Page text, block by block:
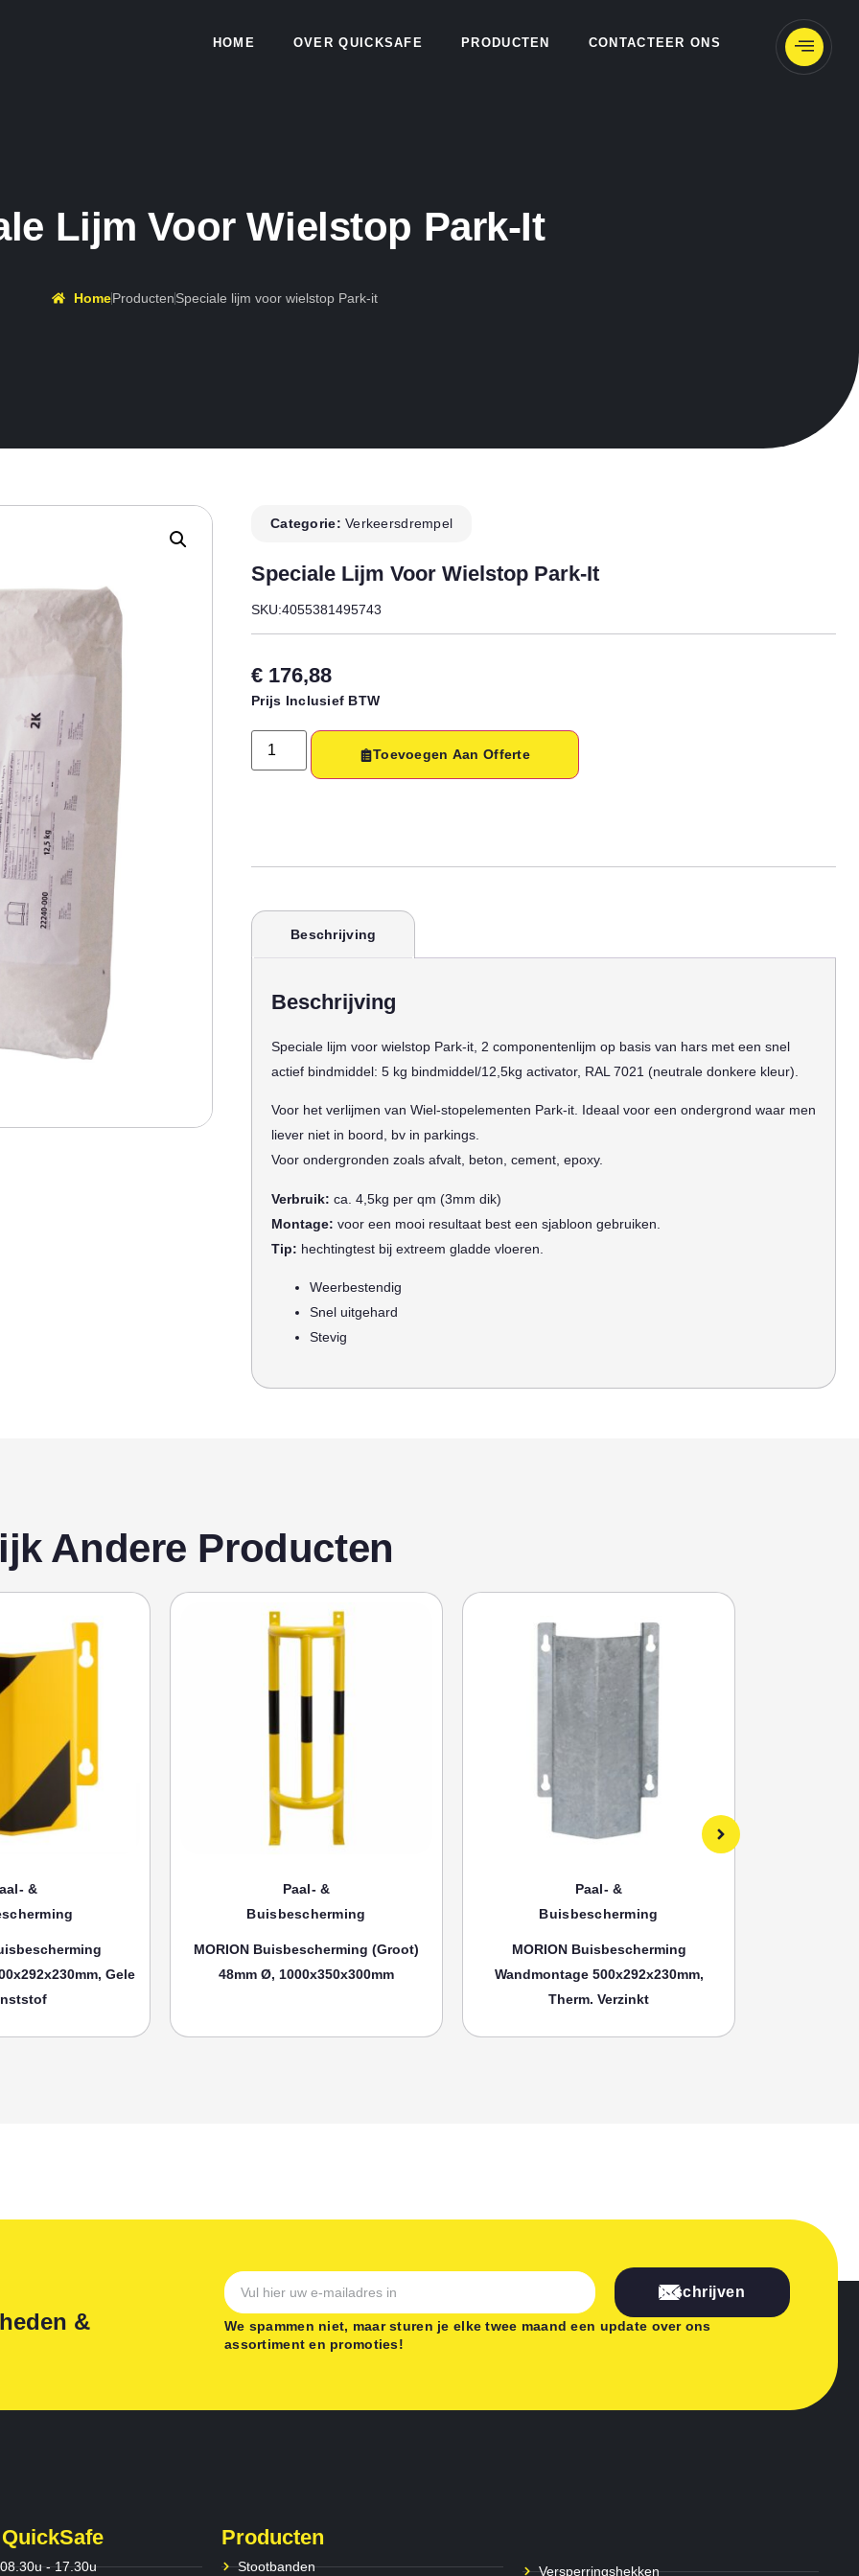
HOME OVER QUICKSAFE PRODUCTEN CONTACTEER ONS
Lijm Voor Wielstop Park-It
HomeProductenSpeciale lijm voor wielstop Park-it
Categorie:Verkeersdrempel
Speciale Lijm Voor Wielstop Park-It
SKU:4055381495743
€ 176,88
Prijs Inclusief BTW
Toevoegen Aan Offerte
Beschrijving
Beschrijving
Speciale lijm voor wielstop Park-it, 2 componentenlijm op basis van hars met een snel
actief bindmiddel: 5 kg bindmiddel/12,5kg activator, RAL 7021 (neutrale donkere kleur).
Voor het verlijmen van Wiel-stopelementen Park-it. Ideaal voor een ondergrond waar men
liever niet in boord, bv in parkings.
Voor ondergronden zoals afvalt, beton, cement, epoxy.
Verbruik: ca. 4,5kg per qm (3mm dik)
Montage: voor een mooi resultaat best een sjabloon gebruiken.
Tip: hechtingtest bij extreem gladde vloeren.
Weerbestendig
Snel uitgehard
Stevig
Andere Producten
&
Gele
Paal- &
Buisbescherming
MORION Buisbescherming (groot)
48mm Ø, 1000x350x300mm
Paal- &
Buisbescherming
MORION Buisbescherming
Wandmontage 500x292x230mm,
Therm. Verzinkt
&
Inschrijven
We spammen niet, maar sturen je elke twee maand een update over ons
assortiment en promoties!
- 17.30u
Producten
Stootbanden Versperringshekken